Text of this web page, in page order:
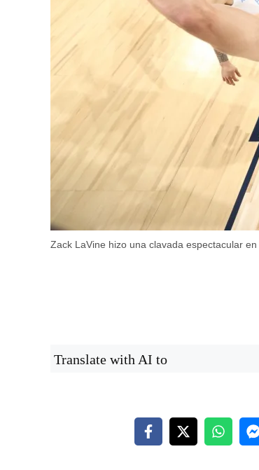
Zack LaVine hizo una clavada espectacular
Translate with AI to